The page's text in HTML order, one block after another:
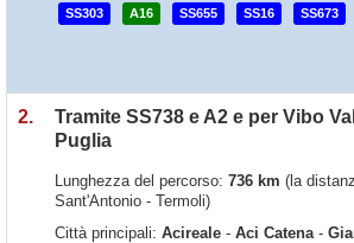
SS303 A16 SS655 SS16 SS673
2.
Tramite SS738 e A2 e per Vibo
Puglia
Lunghezza del percorso: 736 km (la
Sant'Antonio - Termoli)
Città principali: Acireale - Aci Catena-